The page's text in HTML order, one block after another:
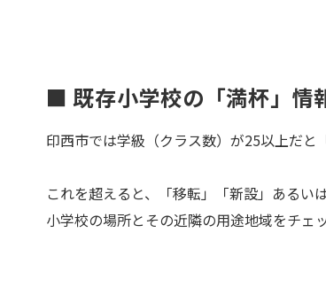
■ 既存小学校の「満杯」情
印西市では学級（クラス数）が25以上だと
これを超えると、「移転」「新設」あるい
小学校の場所とその近隣の用途地域をチェ